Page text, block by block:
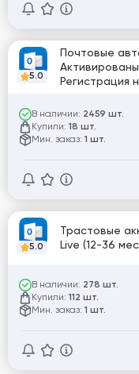
5.0
Почтовые
В наличии: 2459 шт.
Купили: 18 шт.
Мин. заказ: 1 шт.
5.0
Трастовые
Live (12-36
В наличии: 278 шт.
Купили: 112 шт.
Мин. заказ: 1 шт.